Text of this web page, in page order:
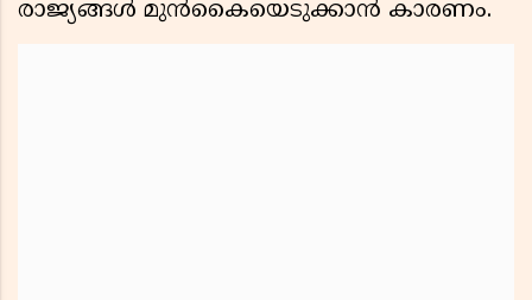
രാജ്യങ്ങൾ മുൻകൈയെടുക്കാൻ കാരണം.